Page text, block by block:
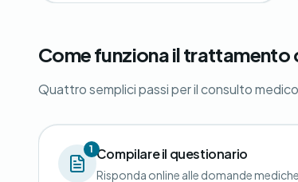
Come funziona il trattamento
Quattro semplici passi per il consulto medico
1 Compilare il questionario
Risponda online alle domande